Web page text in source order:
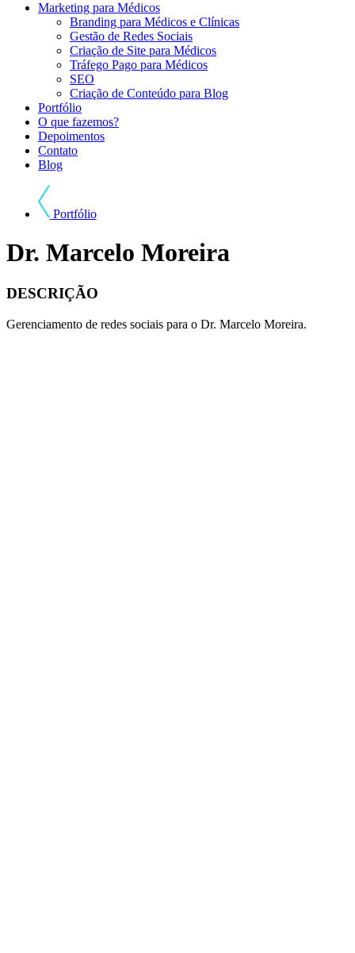
Marketing para Médicos
Branding para Médicos e Clínicas
Gestão de Redes Sociais
Criação de Site para Médicos
Tráfego Pago para Médicos
SEO
Criação de Conteúdo para Blog
Portfólio
O que fazemos?
Depoimentos
Contato
Blog
Portfólio
Dr. Marcelo Moreira
DESCRIÇÃO
Gerenciamento de redes sociais para o Dr. Marcelo Moreira.